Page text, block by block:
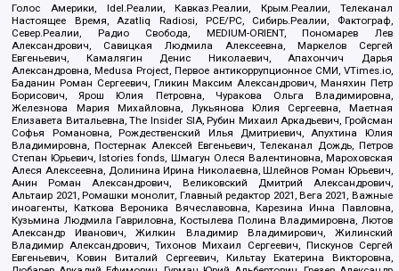
Голос Америки, Idel.Реалии, Кавказ.Реалии, Крым.Реалии, Телеканал
Настоящее Время, Azatliq Radiosi, PCE/PC, Сибирь.Реалии, Фактограф,
Север.Реалии, Радио Свобода, MEDIUM-ORIENT, Пономарев Лев
Александрович, Савицкая Людмила Алексеевна, Маркелов Сергей
Евгеньевич, Камалягин Денис Николаевич, Апахончич Дарья
Александровна, Medusa Project, Первое антикоррупционное СМИ, VTimes.io,
Баданин Роман Сергеевич, Гликин Максим Александрович, Маняхин Петр
Борисович, Ярош Юлия Петровна, Чуракова Ольга Владимировна,
Железнова Мария Михайловна, Лукьянова Юлия Сергеевна, Маетная
Елизавета Витальевна, The Insider SIA, Рубин Михаил Аркадьевич, Гройсман
Софья Романовна, Рождественский Илья Дмитриевич, Апухтина Юлия
Владимировна, Постернак Алексей Евгеньевич, Телеканал Дождь, Петров
Степан Юрьевич, Istories fonds, Шмагун Олеся Валентиновна, Мароховская
Алеся Алексеевна, Долинина Ирина Николаевна, Шлейнов Роман Юрьевич,
Анин Роман Александрович, Великовский Дмитрий Александрович,
Альтаир 2021, Ромашки монолит, Главный редактор 2021, Вега 2021, Важные
иноагенты, Каткова Вероника Вячеславовна, Карезина Инна Павловна,
Кузьмина Людмила Гавриловна, Костылева Полина Владимировна, Лютов
Александр Иванович, Жилкин Владимир Владимирович, Жилинский
Владимир Александрович, Тихонов Михаил Сергеевич, Пискунов Сергей
Евгеньевич, Ковин Виталий Сергеевич, Кильтау Екатерина Викторовна,